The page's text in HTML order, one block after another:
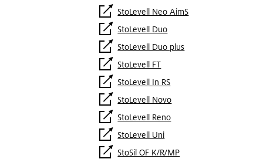
StoLevell Neo AimS
StoLevell Duo
StoLevell Duo plus
StoLevell FT
StoLevell In RS
StoLevell Novo
StoLevell Reno
StoLevell Uni
StoSil OF K/R/MP